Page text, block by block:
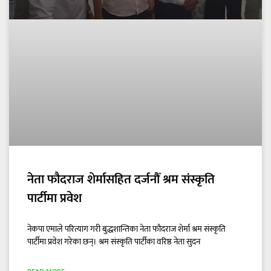
नेता फौदराज शेर्मासहित दर्जनौँ श्रम संस्कृति
पार्टीमा प्रवेश
नेकपा एमाले परित्याग गरी बुद्धशान्तिका नेता फौदराज शेर्मा श्रम संस्कृति
पार्टीमा प्रवेश गरेका छन्। श्रम संस्कृति पार्टीका वरिष्ठ नेता सुदन